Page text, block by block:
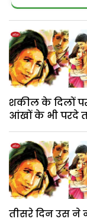
शकील के दिलों
आंखों के भी परदे
तीसरे दिन उस ने